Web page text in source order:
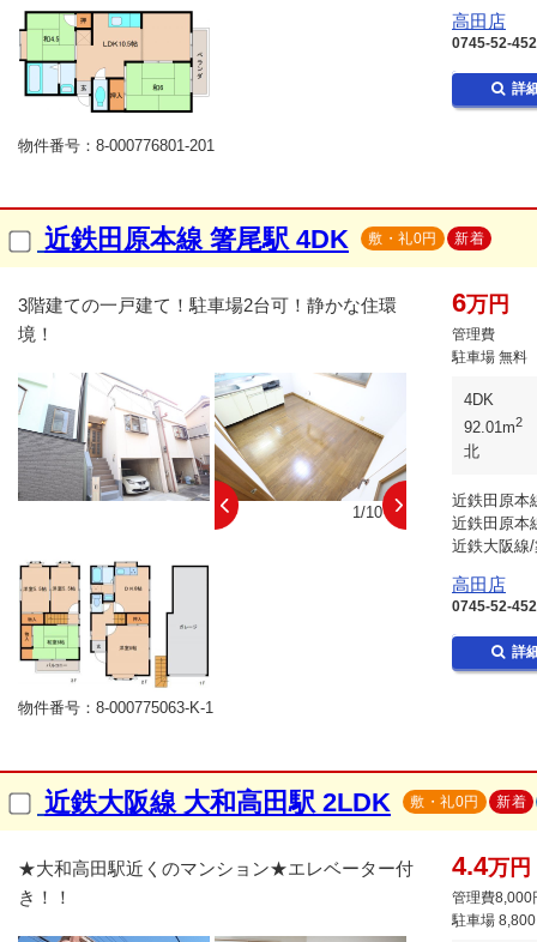
物件番号：8-000776801-201
高田店
0745-52-
詳
近鉄田原本線 箸尾駅 4DK 敷・礼0円 新着
3階建ての一戸建て！駐車場2台可！静かな住環
境！
1/10
物件番号：8-000775063-K-1
6万円
管理費
駐車場 無料
4DK
92.01m2
北
近鉄田原本
近鉄田原本
近鉄大阪線
高田店
0745-52-
詳
近鉄大阪線 大和高田駅 2LDK 敷・礼0円 新着
★大和高田駅近くのマンション★エレベーター付
き！！
4.4万円
管理費8,000
駐車場